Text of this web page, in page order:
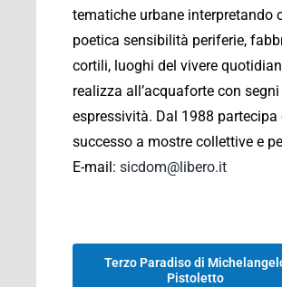
tematiche urbane interpretando
poetica sensibilità periferie,
cortili, luoghi del vivere
realizza all’acquaforte con
espressività. Dal 1988 partecipa
successo a mostre collettive e
E-mail: sicdom@libero.it
Terzo Paradiso di
Pistoletto